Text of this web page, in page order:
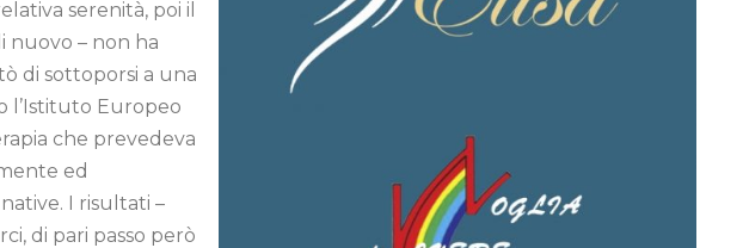
serenità, poi il
nuovo – non ha
di sottoporsi a una
l’Istituto Europeo
che prevedeva
ed
I risultati –
di pari passo però